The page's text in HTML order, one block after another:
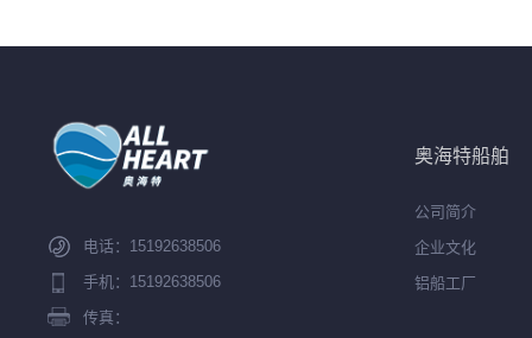
电话： 15192638506
手机： 15192638506
传真：
奥海特船舶
公司简介
企业文化
铝船工厂